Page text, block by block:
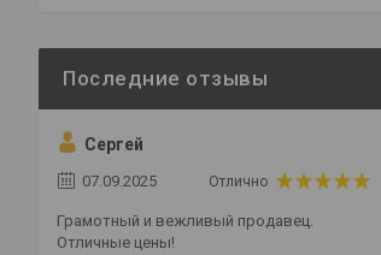
Сергей
07.09.2025 Отлично
Грамотный и вежливый продавец.
Отличные цены!